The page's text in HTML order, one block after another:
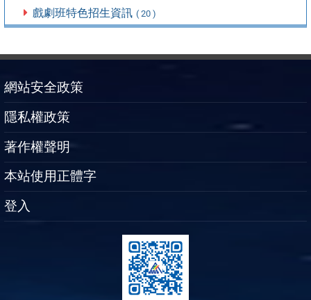
戲劇班特色招生資訊 ( 20 )
網站安全政策
隱私權政策
著作權聲明
本站使用正體字
登入